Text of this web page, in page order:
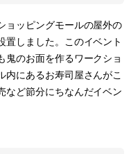
ッピングモールの屋外の
置しました。このイベント
鬼のお面を作るワークショ
内にあるお寿司屋さんがこ
など節分にちなんだイベン